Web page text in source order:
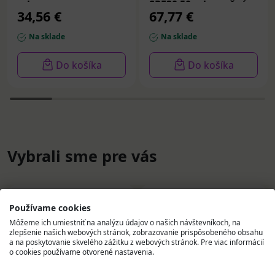
ml
34,56 €
Na sklade
Do košíka
SPF30 50 ml + nočný
krém 50 ml
67,77 €
Na sklade
Do košíka
Vybrali sme pre vás
Používame cookies
Môžeme ich umiestniť na analýzu údajov o našich návštevníkoch, na
zlepšenie našich webových stránok, zobrazovanie prispôsobeného obsahu
a na poskytovanie skvelého zážitku z webových stránok. Pre viac informácií
o cookies používame otvorené nastavenia.